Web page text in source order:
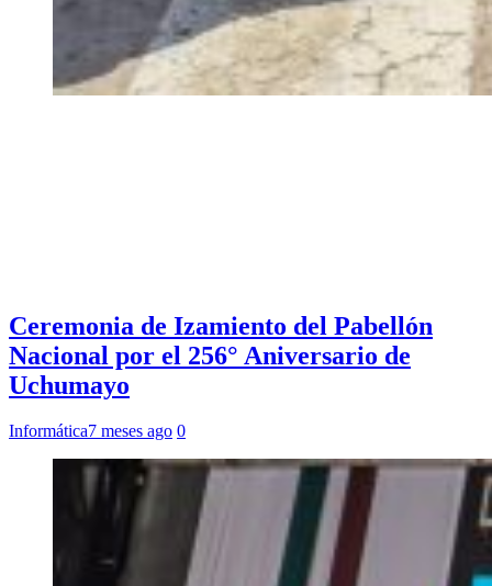
Ceremonia de Izamiento del Pabellón
Nacional por el 256° Aniversario de
Uchumayo
Informática7 meses ago 0